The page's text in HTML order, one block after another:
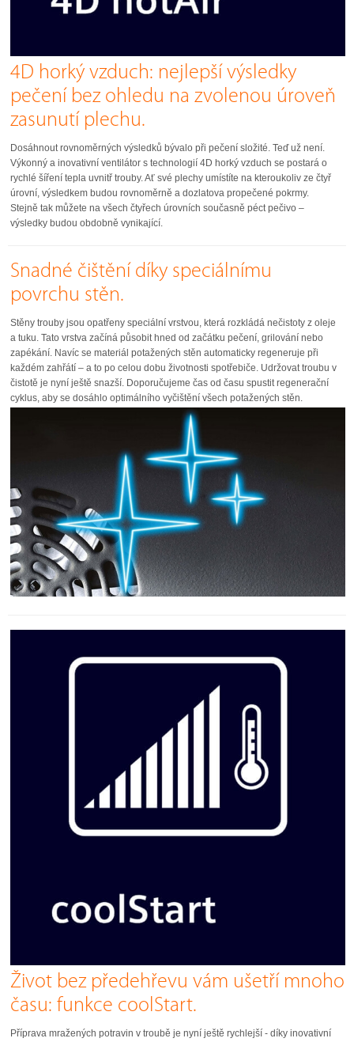
4D horký vzduch: nejlepší výsledky
pečení bez ohledu na zvolenou úroveň
zasunutí plechu.
Dosáhnout rovnoměrných výsledků bývalo při pečení složité. Teď už není.
Výkonný a inovativní ventilátor s technologií 4D horký vzduch se postará o
rychlé šíření tepla uvnitř trouby. Ať své plechy umístíte na kteroukoliv ze čtyř
úrovní, výsledkem budou rovnoměrně a dozlatova propečené pokrmy.
Stejně tak můžete na všech čtyřech úrovních současně péct pečivo –
výsledky budou obdobně vynikající.
Snadné čištění díky speciálnímu
povrchu stěn.
Stěny trouby jsou opatřeny speciální vrstvou, která rozkládá nečistoty z oleje
a tuku. Tato vrstva začíná působit hned od začátku pečení, grilování nebo
zapékání. Navíc se materiál potažených stěn automaticky regeneruje při
každém zahřátí – a to po celou dobu životnosti spotřebiče. Udržovat troubu v
čistotě je nyní ještě snazší. Doporučujeme čas od času spustit regenerační
cyklus, aby se dosáhlo optimálního vyčištění všech potažených stěn.
Život bez předehřevu vám ušetří mnoho
času: funkce coolStart.
Příprava mražených potravin v troubě je nyní ještě rychlejší - díky inovativní